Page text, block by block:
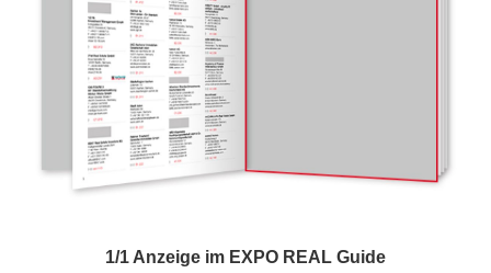
1/1 Anzeige im EXPO REAL Guide